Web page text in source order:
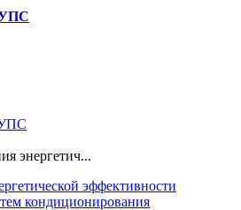
энергетич...
эффективности
кондиционирования